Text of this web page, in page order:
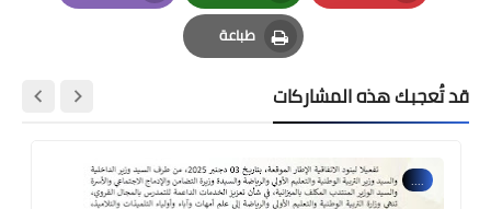
Pinterest
Whatsapp
Email
طباعة
Print
قد تُعجبك هذه المشاركات
....